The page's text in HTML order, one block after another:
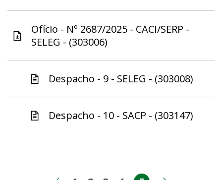
Ofício - Nº 2687/2025 - CACI/SERP -
SELEG - (303006)
Despacho - 9 - SELEG - (303008)
Despacho - 10 - SACP - (303147)